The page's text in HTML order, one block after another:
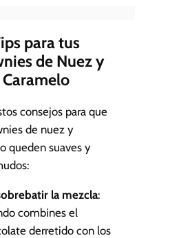
para tus
de Nuez y
Caramelo
consejos para que
de nuez y
queden suaves y
la mezcla:
combines el
derretido con los